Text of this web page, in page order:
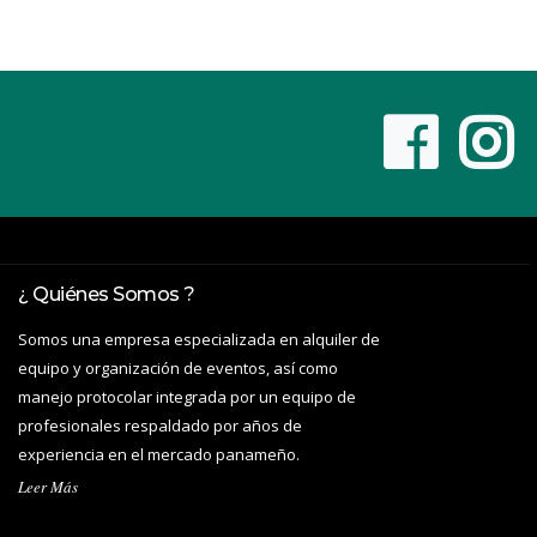
¿ Quiénes Somos ?
Somos una empresa especializada en alquiler de
equipo y organización de eventos, así como
manejo protocolar integrada por un equipo de
profesionales respaldado por años de
experiencia en el mercado panameño.
Leer Más